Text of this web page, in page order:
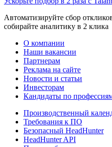
Автоматизируйте сбор
собирайте аналитику в 2 клика
О компании
Наши вакансии
Партнерам
Реклама на сайте
Новости и статьи
Инвесторам
Кандидаты по
Производственный
Требования к ПО
Безопасный HeadHunter
HeadHunter API